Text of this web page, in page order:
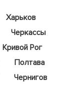
Харьков
Черкассы
Кривой Рог
Полтава
Чернигов